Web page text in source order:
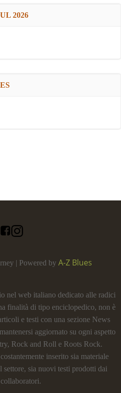
2026
| Powered by A-Z Blues
nel web italiano dedicato alle radici
finalità di tipo enciclopedico, non è
e testi con una sezione News
aggiornato su ogni aspetto
Rock and Roll e Roots Rock.
inserito sia materiale
settore, sia nuovi testi prodotti dai